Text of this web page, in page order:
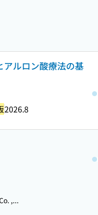
ルロン酸療法の基
2026.8
,...